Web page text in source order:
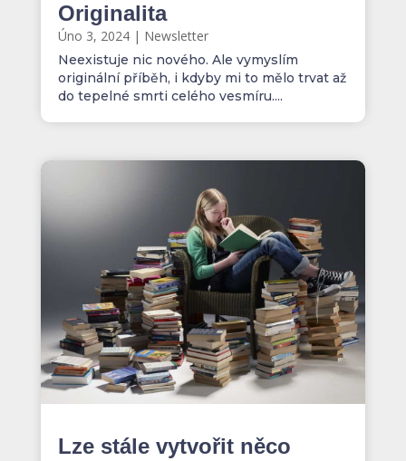
Originalita
Úno 3, 2024| Newsletter
Neexistuje nic nového. Ale vymyslím
originální příběh, i kdyby mi to mělo trvat až
do tepelné smrti celého vesmíru....
Lze stále vytvořit něco